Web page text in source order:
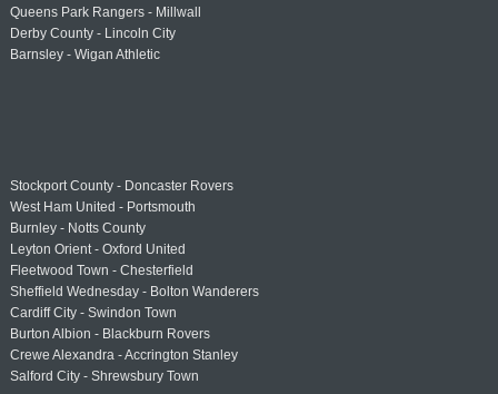
Queens Park Rangers - Millwall
Derby County - Lincoln City
Barnsley - Wigan Athletic
Stockport County - Doncaster Rovers
West Ham United - Portsmouth
Burnley - Notts County
Leyton Orient - Oxford United
Fleetwood Town - Chesterfield
Sheffield Wednesday - Bolton Wanderers
Cardiff City - Swindon Town
Burton Albion - Blackburn Rovers
Crewe Alexandra - Accrington Stanley
Salford City - Shrewsbury Town